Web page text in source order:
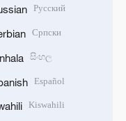
Русский
Српски
සිංහල
Español
Kiswahili